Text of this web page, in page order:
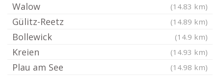
Walow (14.83 km)
Gülitz-Reetz (14.89 km)
Bollewick (14.9 km)
Kreien (14.93 km)
Plau am See (14.98 km)